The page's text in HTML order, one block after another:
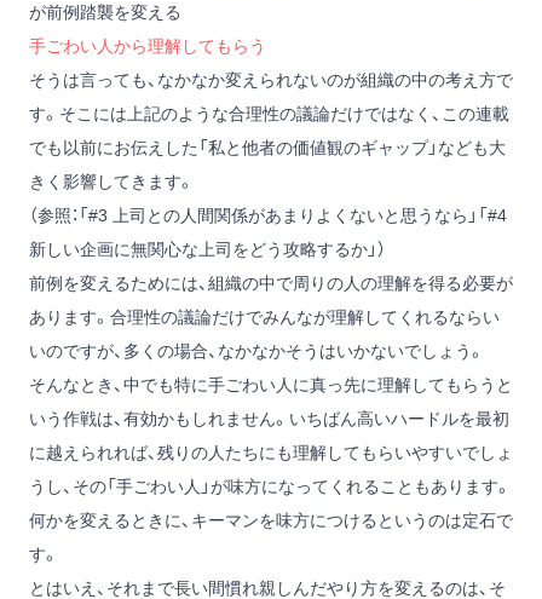
が前例踏襲を変える
手ごわい人から理解してもらう
そうは言っても、なかなか変えられないのが組織の中の考え方で
す。そこには上記のような合理性の議論だけではなく、この連載
でも以前にお伝えした「私と他者の価値観のギャップ」なども大
きく影響してきます。
（参照：「 #3 上司との人間関係があまりよくないと思うなら 」「 #4
新しい企画に無関心な上司をどう攻略するか」）
前例を変えるためには、組織の中で周りの人の理解を得る必要が
あります。合理性の議論だけでみんなが理解してくれるならい
いのですが、多くの場合、なかなかそうはいかないでしょう。
そんなとき、中でも特に手ごわい人に真っ先に理解してもらうと
いう作戦は、有効かもしれません。いちばん高いハードルを最初
に越えられれば、残りの人たちにも理解してもらいやすいでしょ
うし、その「手ごわい人」が味方になってくれることもあります。
何かを変えるときに、キーマンを味方につけるというのは定石で
す。
とはいえ、それまで長い間慣れ親しんだやり方を変えるのは、そ